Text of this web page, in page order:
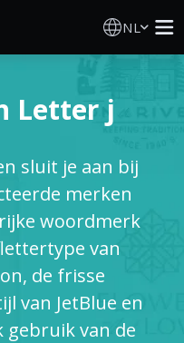
NL
Letter j
sluit je aan bij
merken
woordmerk
van
de frisse
van JetBlue en
gebruik van de